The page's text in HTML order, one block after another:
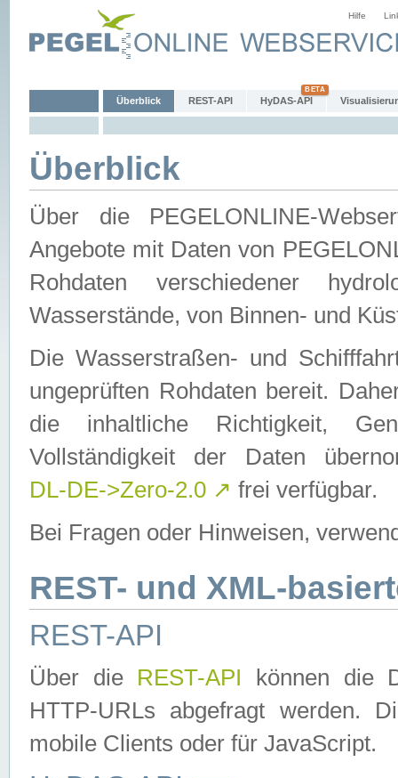
Hilfe
Überblick REST-API HyDAS-API
Überblick
Über die PEGELONLINE-
Angebote mit Daten von
Rohdaten verschiedener
Wasserstände, von Binnen- und
Die Wasserstraßen- und
ungeprüften Rohdaten bereit.
die inhaltliche Richtigkeit,
Vollständigkeit der Daten
DL-DE->Zero-2.0 ↗ frei verfügbar.
Bei Fragen oder Hinweisen,
REST- und XML-
REST-API
Über die REST-API können die
HTTP-URLs abgefragt werden.
mobile Clients oder für JavaScript.